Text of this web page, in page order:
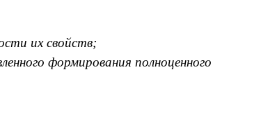
их свойств;
формирования полноценного